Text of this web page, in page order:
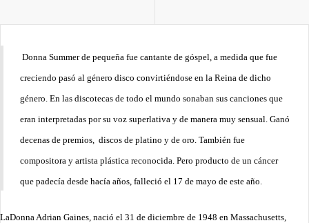
Donna Summer de pequeña fue cantante de góspel, a medida que fue
creciendo pasó al género disco convirtiéndose en la Reina de dicho
género. En las discotecas de todo el mundo sonaban sus canciones que
eran interpretadas por su voz superlativa y de manera muy sensual. Ganó
decenas de premios, discos de platino y de oro. También fue
compositora y artista plástica reconocida. Pero producto de un cáncer
que padecía desde hacía años, falleció el 17 de mayo de este año.
LaDonna Adrian Gaines, nació el 31 de diciembre de 1948 en Massachusetts,